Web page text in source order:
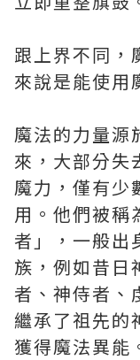
跟上界不同，
來說是能使用
魔法的力量源
來，大部分失
魔力，僅有少
用。他們被稱
者」，一般出
族，例如昔日
者、神侍者、
繼承了祖先的
獲得魔法異能